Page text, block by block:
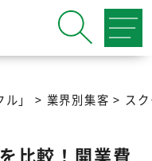
」 > 業界別集客 > ス
比較！開業費